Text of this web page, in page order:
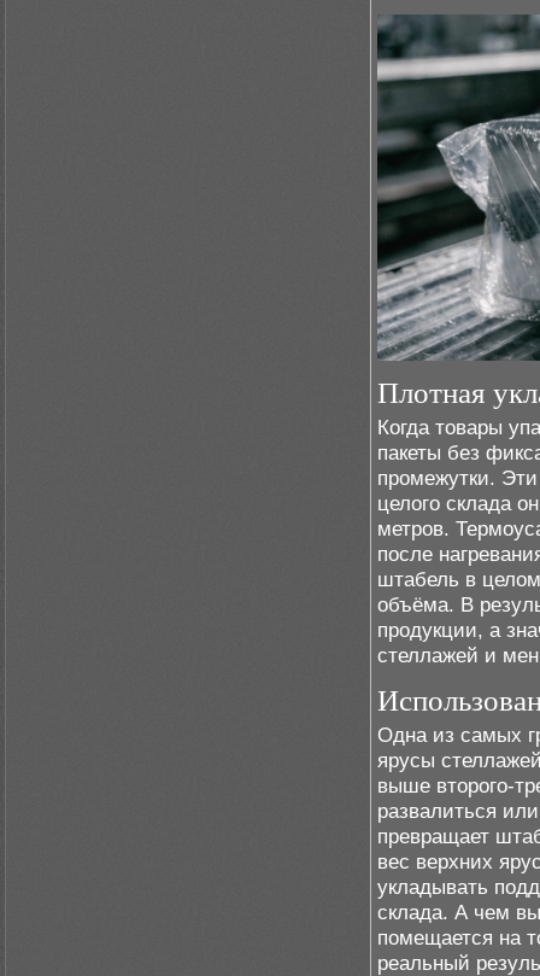
Плотная
Когда товары
пакеты без
промежутки.
целого склада
метров.
после
штабель в
объёма. В
продукции, а
стеллажей и
Одна из самых
ярусы
выше второго-
развалиться
превращает
вес верхних
укладывать
склада. А чем
помещается на
реальный